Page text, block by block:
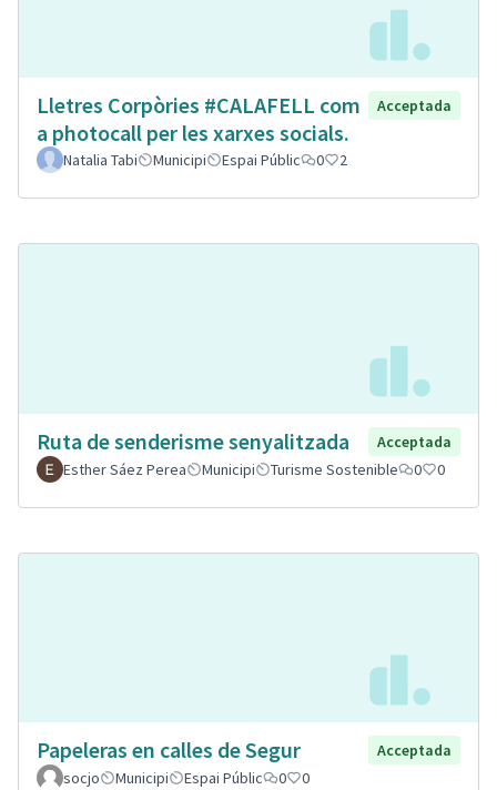
Lletres Corpòries #CALAFELL com
a photocall per les xarxes socials.
Acceptada
Natalia Tabi Municipi Espai Públic 0 2
Ruta de senderisme senyalitzada
Acceptada
Esther Sáez Perea
Municipi Turisme Sostenible 0 0
Papeleras en calles de Segur
Acceptada
socjo
Municipi Espai Públic 0 0